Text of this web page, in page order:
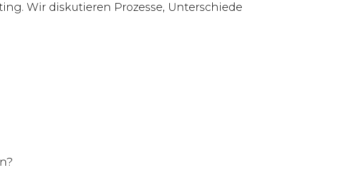
Wir diskutieren Prozesse, Unterschiede